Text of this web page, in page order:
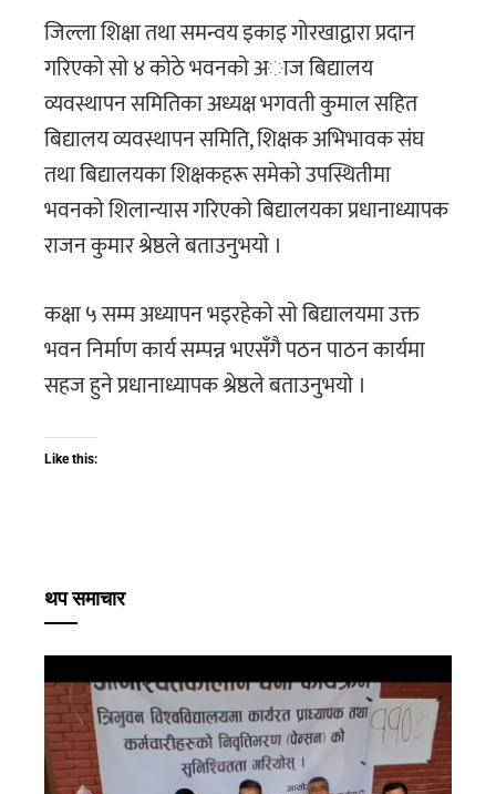
जिल्ला शिक्षा तथा समन्वय इकाइ गाेरखाद्वारा प्रदान
गरिएकाे साे ४ काेठे भवनकाे अाज बिद्यालय
व्यवस्थापन समितिका अध्यक्ष भगवती कुमाल सहित
बिद्यालय व्यवस्थापन समिति, शिक्षक अभिभावक संघ
तथा बिद्यालयका शिक्षकहरू समेकाे उपस्थितीमा
भवनकाे शिलान्यास गरिएकाे बिद्यालयका प्रधानाध्यापक
राजन कुमार श्रेष्ठले बताउनुभयाे ।
कक्षा ५ सम्म अध्यापन भइरहेकाे साे बिद्यालयमा उक्त
भवन निर्माण कार्य सम्पन्न भएसँगै पठन पाठन कार्यमा
सहज हुने प्रधानाध्यापक श्रेष्ठले बताउनुभयाे ।
Like this:
थप समाचार